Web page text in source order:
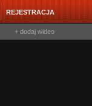
REJESTRACJA
+ dodaj wideo